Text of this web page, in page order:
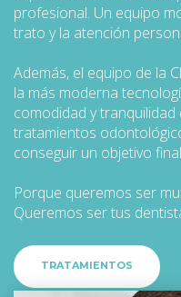
profesional. Un equipo
trato y la atención
Además, el equipo de la
la más moderna
comodidad y
tratamientos
conseguir un objetivo
Porque queremos ser
Queremos ser tus
TRATAMIENTOS